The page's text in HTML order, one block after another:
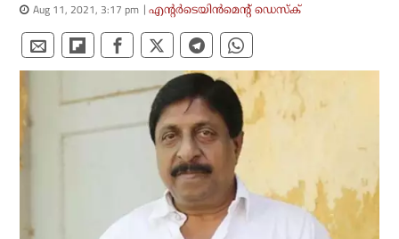
Aug 11, 2021, 3:17 pm എന്റര്‍ടെയിന്‍മെന്റ് ഡെസ്‌ക്